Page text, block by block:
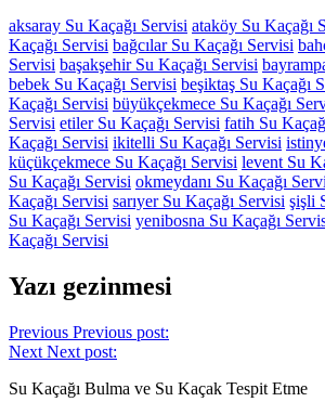
aksaray Su Kaçağı Servisi ataköy Su Kaçağı
Kaçağı Servisi bağcılar Su Kaçağı Servisi
Servisi başakşehir Su Kaçağı Servisi
bebek Su Kaçağı Servisi beşiktaş Su Kaçağı
Kaçağı Servisi büyükçekmece Su Kaçağı
Servisi etiler Su Kaçağı Servisi fatih Su
Kaçağı Servisi ikitelli Su Kaçağı Servisi
küçükçekmece Su Kaçağı Servisi levent Su
Su Kaçağı Servisi okmeydanı Su Kaçağı
Kaçağı Servisi sarıyer Su Kaçağı Servisi şişli
Su Kaçağı Servisi yenibosna Su Kaçağı
Kaçağı Servisi
Yazı gezinmesi
Previous Previous post:
Next Next post:
Su Kaçağı Bulma ve Su Kaçak Tespit Etme